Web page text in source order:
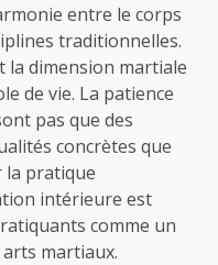
entre le corps
traditionnelles.
la dimension martiale
de vie. La patience
pas que des
concrètes que
pratique
intérieure est
comme un
martiaux.